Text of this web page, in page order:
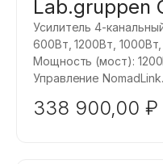
Lab.gruppen
Усилитель 4-
600Вт, 1200Вт,
Мощность (мост):
Управление
Серия
является
реализации самых
фоновый
338 900,00 ₽